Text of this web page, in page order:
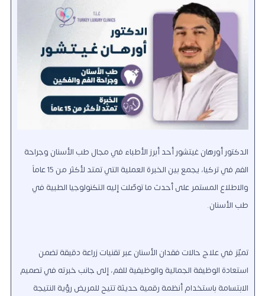
الدكتور أورهان غيتشور أحد أبرز الأطباء في مجال طب الأسنان وجراحة
الفم في تركيا، يجمع بين الخبرة العملية التي تمتد لأكثر من 15 عاماً
والاطلاع المستمر على أحدث ما توصّلت إليه التكنولوجيا الطبية في
طب الأسنان.
تميّز في علاج حالات فقدان الأسنان عبر تقنيات زراعة دقيقة تضمن
استعادة الوظيفة الجمالية والوظيفية للفم، إلى جانب خبرته في تصميم
الابتسامة باستخدام أنظمة رقمية حديثة تتيح للمريض رؤية النتيجة